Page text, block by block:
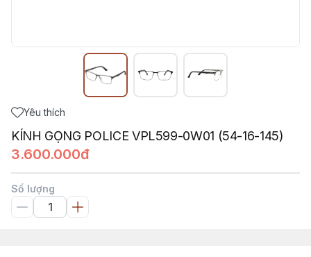
Yêu thích
KÍNH GỌNG POLICE VPL599-0W01 (54-16-145)
3.600.000đ
Số lượng